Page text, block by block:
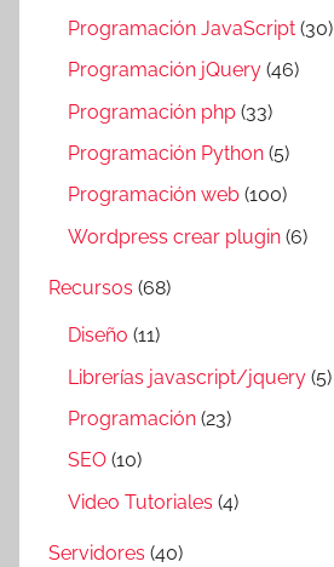
Programación JavaScript (30)
Programación jQuery (46)
Programación php (33)
Programación Python (5)
Programación web (100)
Wordpress crear plugin (6)
Recursos (68)
Diseño (11)
Librerías javascript/jquery (5)
Programación (23)
SEO (10)
Video Tutoriales (4)
Servidores (40)